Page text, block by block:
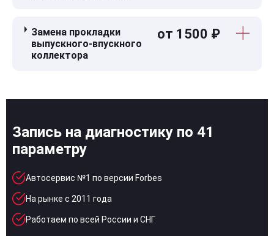
Замена прокладки
выпускного-впускного
коллектора
от 1500 ₽
Запись на диагностику по 41
параметру
Автосервис №1 по версии Forbes
На рынке с 2011 года
Работаем по всей России и СНГ